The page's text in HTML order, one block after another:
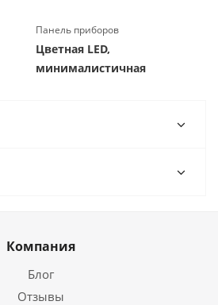
Панель приборов
Цветная LED,
минималистичная
Компания
Блог
Отзывы